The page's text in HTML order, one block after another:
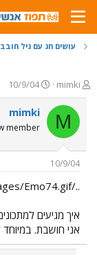
עושים חג עם גיל חובב
פ
ו
ת
ח
ה
ש
mimki
פ
ו
ר
ם
ר
10/9/04
M
mimki
member
10/9/04
../images/Emo74.gif../images/Emo74.gif
איך מגיעים
אני חושבת.